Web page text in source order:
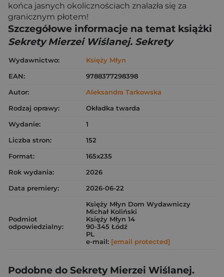
końca jasnych okolicznościach znalazła się za
granicznym płotem!
Szczegółowe informacje na temat książki
Sekrety Mierzei Wiślanej. Sekrety
Wydawnictwo:
Księży Młyn
EAN:
9788377298398
Autor:
Aleksandra Tarkowska
Rodzaj oprawy:
Okładka twarda
Wydanie:
1
Liczba stron:
152
Format:
165x235
Rok wydania:
2026
Data premiery:
2026-06-22
Podmiot
odpowiedzialny:
Księży Młyn Dom Wydawniczy
Michał Koliński
Księży Młyn 14
90-345 Łódź
PL
e-mail: [email protected]
Podobne do Sekrety Mierzei Wiślanej.